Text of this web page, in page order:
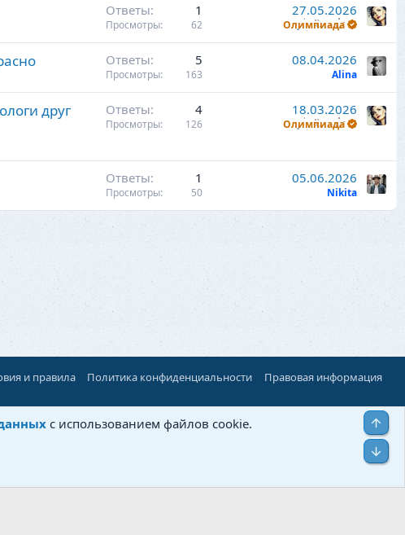
Ответы 1
Просмотры 62
27.05.2026
Олимпиада
Ответы 5
Просмотры 163
08.04.2026
Alina
друг
Ответы 4
Просмотры 126
18.03.2026
Олимпиада
Ответы 1
Просмотры 50
05.06.2026
Nikita
и правила Политика конфиденциальности Правовая информация
с использованием файлов cookie.